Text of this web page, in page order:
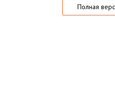
Полная